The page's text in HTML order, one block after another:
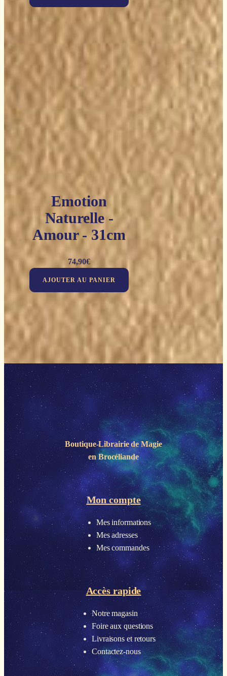
Emotion
Naturelle -
Amour - 31cm
74,90€
AJOUTER AU PANIER
Boutique-Librairie deMagie
en Brocéliande
Mon compte
Mes informations
Mes adresses
Mes commandes
Accès rapide
Notre magasin
Foire aux questions
Livraisons et retours
Contactez-nous